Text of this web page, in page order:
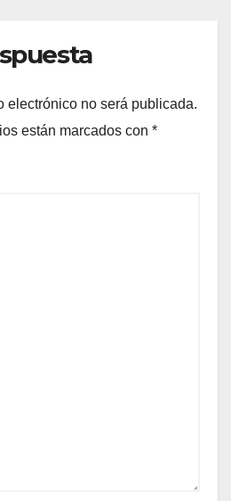
electrónico no será publicada.
están marcados con *